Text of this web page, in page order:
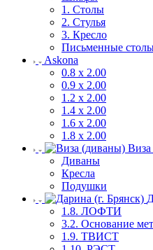
1. Столы
2. Стулья
3. Кресло
Письменные
Askona
0.8 х 2.00
0.9 х 2.00
1.2 х 2.00
1.4 х 2.00
1.6 х 2.00
1.8 х 2.00
Диваны
Кресла
Подушки
1.8. ЛОФТИ
3.2. Основание
1.9. ТВИСТ